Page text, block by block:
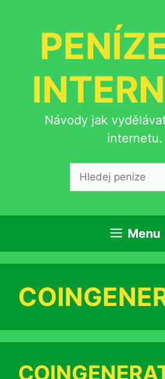
Návody jak
internetu.
Menu